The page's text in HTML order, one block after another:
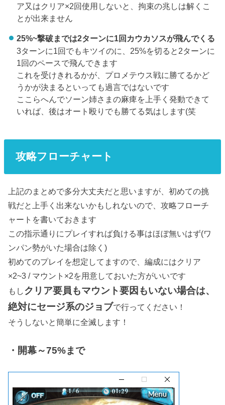
ア又はクリア×2回使用しないと、拘束の兆しは解くこ
とが出来ません
25%~撃破までは2ターンに1回カウカソスが飛んでくる
3ターンに1回でもキツイのに、25%を切ると2ターンに
1回のペースで飛んできます
これを受けきれるかが、プロメテウス戦に勝てるかど
うかが決まるといっても過言ではないです
ここらへんでソーン姉さまの麻痺を上手く発動できて
いれば、後はオート殴りでも勝てる気はします(笑
攻略フローチャート
上記のまとめで多分大丈夫だと思いますが、初めての挑
戦だと上手く出来ないかもしれないので、攻略フローチ
ャートを書いておきます
この指示通りにプレイすれば負ける事はほぼ無いはず(ワ
ンパン勢がいた場合は除く)
初めてのプレイを想定してますので、編成にはクリア
×2~3 / マウント×2を用意しておいた方がいいです
もしクリア要員もマウント要因もいない場合は、
絶対にセージ系のジョブで行ってください！
そうしないと簡単に全滅します！
・開幕～75%まで